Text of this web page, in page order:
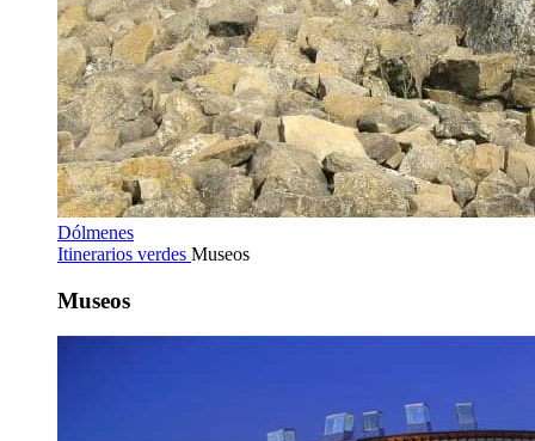
Dólmenes
Itinerarios verdes Museos
Museos